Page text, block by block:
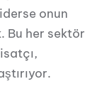
onun
Bu her sektör